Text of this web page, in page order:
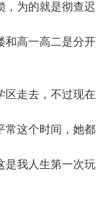
，为的就是彻查迟
和高一高二是分开
走去，不过现在
常这个时间，她都
是我人生第一次玩